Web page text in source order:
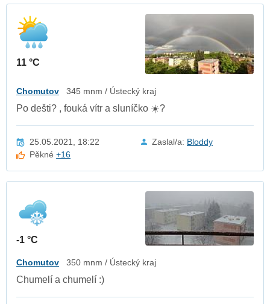
11 °C
Chomutov 345 mnm / Ústecký kraj
Po dešti?️ , fouká vítr a sluníčko ☀️?
25.05.2021, 18:22 Zaslal/a: Bloddy
Pěkné+16
-1 °C
Chomutov 350 mnm / Ústecký kraj
Chumelí a chumelí :)